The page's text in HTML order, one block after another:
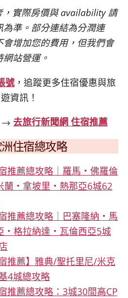
實際房價與 availability 請
準。部分連結為分潤連
增加您的費用，但我們會
站營運。
號，追蹤更多住宿優惠與旅
遊資訊！
→ 去旅行新聞網 住宿推薦
住宿總攻略
推薦總攻略｜羅馬・佛羅倫
蘭・拿坡里・熱那亞6城62
推薦總攻略｜巴塞隆納・馬
・格拉納達・瓦倫西亞5城
推薦】雅典/聖托里尼/米克
4城總攻略
推薦總攻略：3城30間高CP